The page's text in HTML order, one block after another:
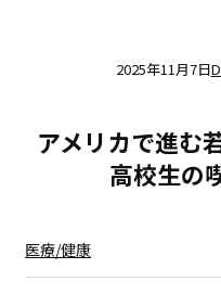
2025年11月7日
アメリカで進む
高校生の
医療/健康